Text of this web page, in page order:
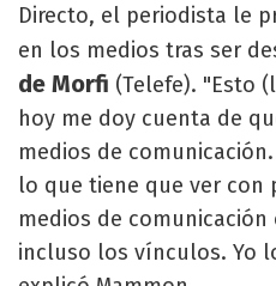
Directo, el periodista le
en los medios tras ser
de Morfi (Telefe). "Esto
hoy me doy cuenta de
medios de
lo que tiene que ver con
medios de
incluso los vínculos. Yo